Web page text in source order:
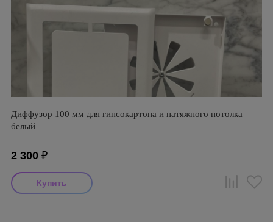
Диффузор 100 мм для гипсокартона и натяжного потолка
белый
2 300 ₽